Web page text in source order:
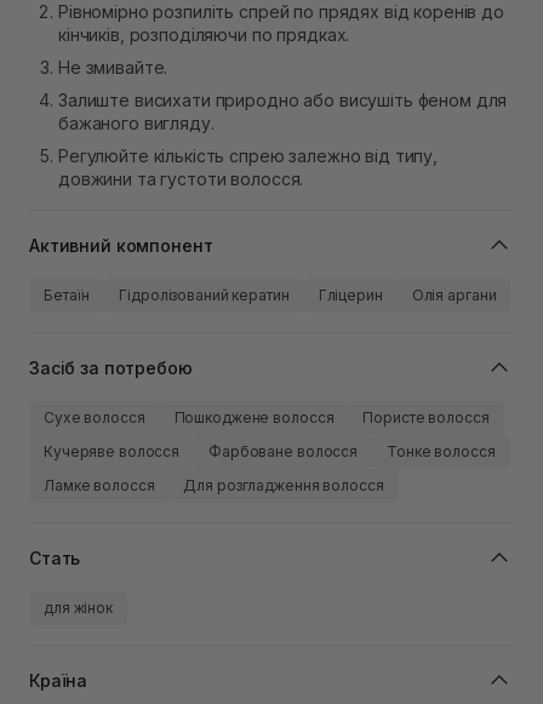
Рівномірно розпиліть спрей по прядях від коренів до
кінчиків, розподіляючи по прядках.
Не змивайте.
Залиште висихати природно або висушіть феном для
бажаного вигляду.
Регулюйте кількість спрею залежно від типу,
довжини та густоти волосся.
Активний компонент
Бетаїн Гідролізований кератин Гліцерин Олія аргани
Засіб за потребою
Сухе волосся Пошкоджене волосся
Пористе волосся
Кучеряве волосся
Фарбоване волосся
Тонке волосся
Ламке волосся
Для розгладження волосся
Стать
для жінок
Країна